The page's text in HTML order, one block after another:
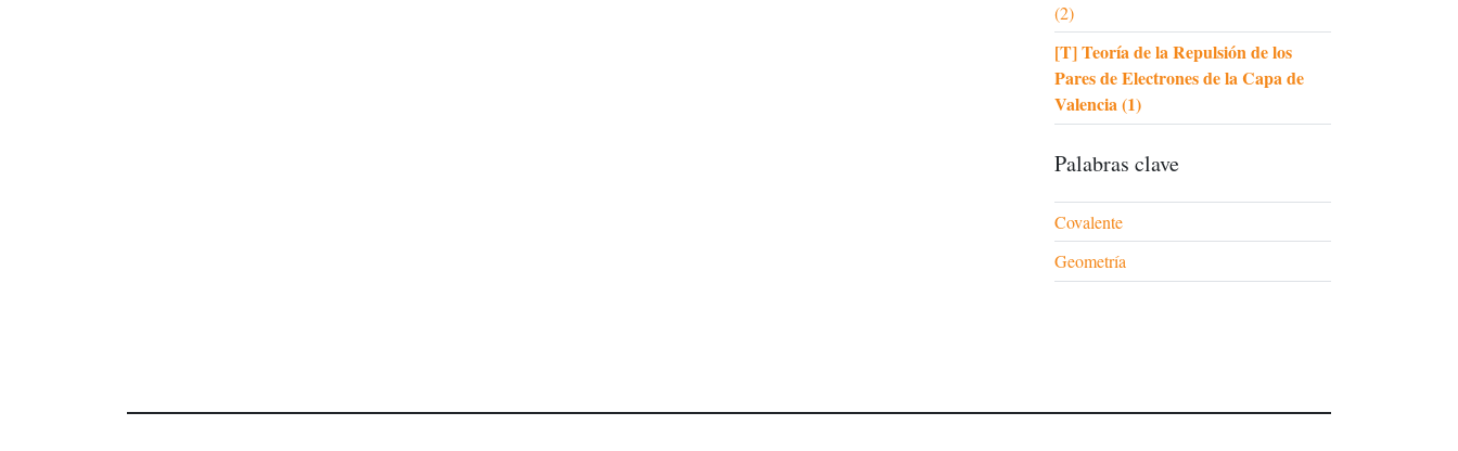
(2)
[T] Teoría de la Repulsión de los
Pares de Electrones de la Capa de
Valencia (1)
Palabras clave
Covalente
Geometría